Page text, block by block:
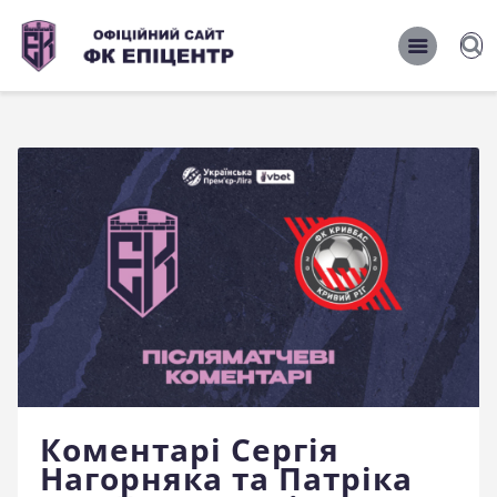
ОФІЦІЙНИЙ САЙТ ФК ЕПІЦЕНТР
ОФІЦІЙНИЙ САЙТ ФК ЕПІЦЕНТР
Головна
Новини
Команда
Матчі 2026/2027
Фото
Історія
Клуб
Фан-шоп
Правила поведінки на
Коментарі Сергія
Нагорняка та Патріка